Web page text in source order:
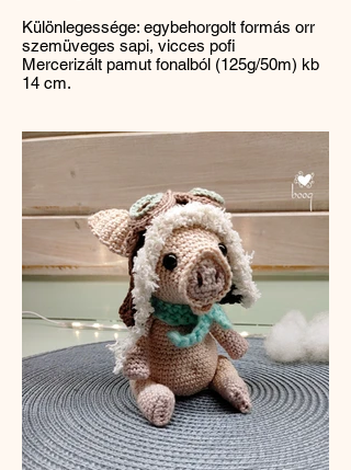
Különlegessége: egybehorgolt formás orr
szemüveges sapi, vicces pofi
Mercerizált pamut fonalból (125g/50m) kb
14 cm.